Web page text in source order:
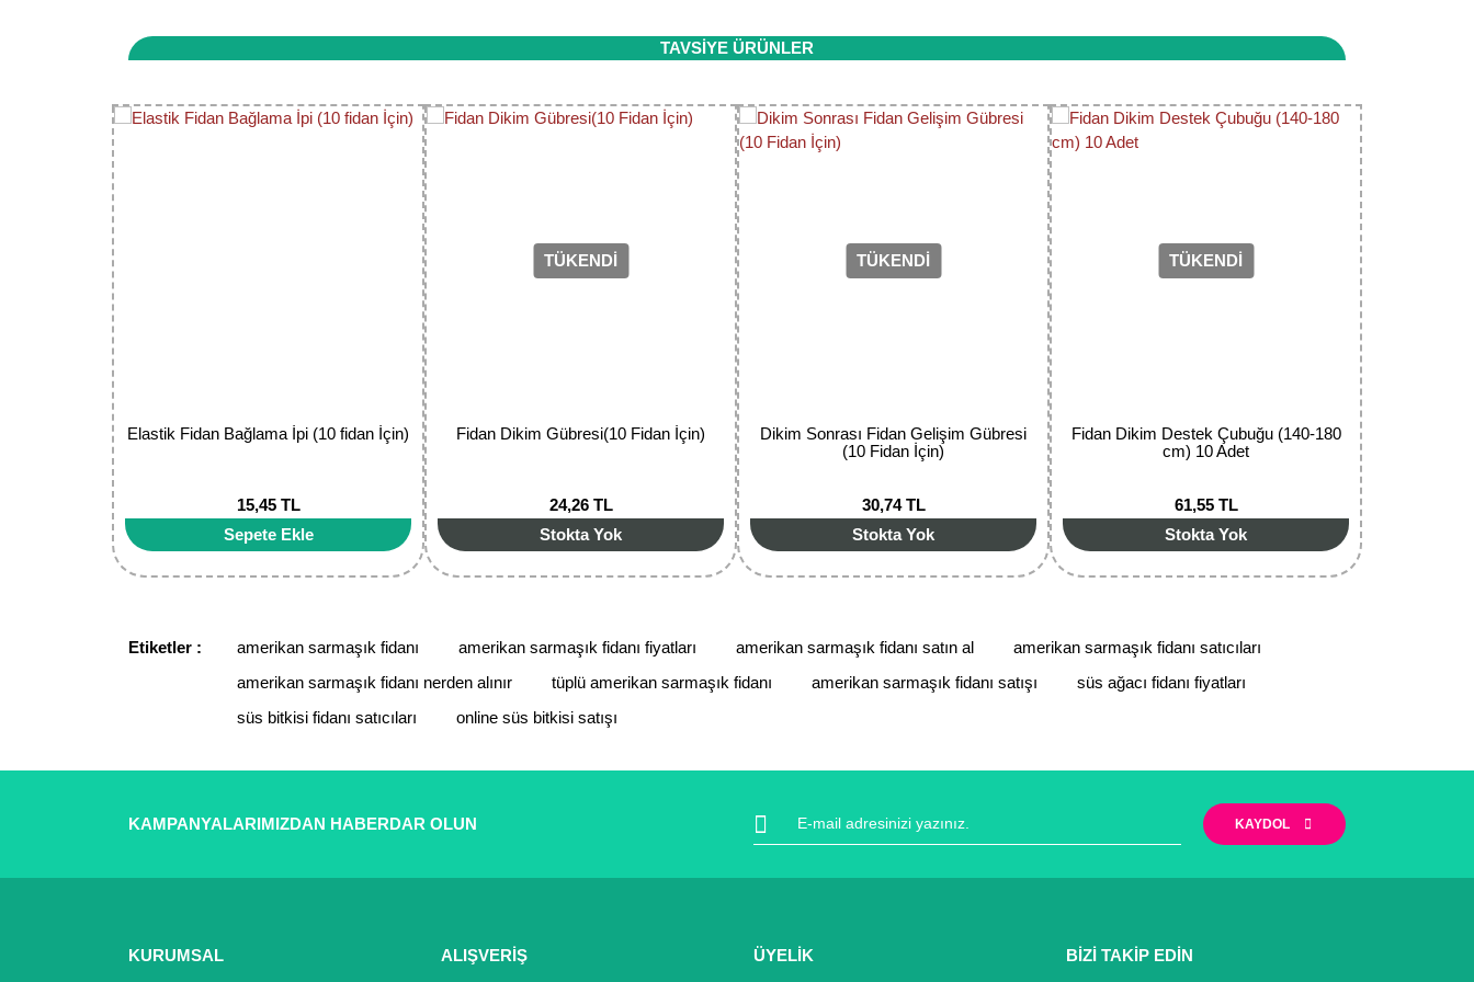
Yorum Yaz
Bu ürünün fiyat bilgisi, resim, ürün açıklamalarında ve diğer konularda yetersiz gördüğünüz noktaları öneri formunu kullanarak tarafımıza iletebilirsiniz.
Ürün resmi kalitesiz, bozuk veya görüntülenemiyor.
Ürün açıklamasında eksik bilgiler bulunuyor.
Gönder
TAVSİYE ÜRÜNLER
Elastik Fidan Bağlama İpi (10 fidan İçin)
15,45 TL
Sepete Ekle
TÜKENDİ
Fidan Dikim Gübresi(10 Fidan İçin)
24,26 TL
Stokta Yok
TÜKENDİ
Dikim Sonrası Fidan Gelişim Gübresi
(10 Fidan İçin)
30,74 TL
Stokta Yok
TÜKENDİ
Fidan Dikim Destek Çubuğu (140-180
cm) 10 Adet
61,55 TL
Stokta Yok
Etiketler : amerikan sarmaşık fidanı amerikan sarmaşık fidanı fiyatları amerikan sarmaşık fidanı satın al
amerikan sarmaşık fidanı satıcıları
amerikan sarmaşık fidanı nerden alınır
tüplü amerikan sarmaşık fidanı amerikan sarmaşık fidanı satışı
süs ağacı fidanı fiyatları
süs bitkisi fidanı satıcıları
online süs bitkisi satışı
KAMPANYALARIMIZDAN HABERDAR OLUN KAYDOL
KURUMSAL ALIŞVERİŞ ÜYELİK BİZİ TAKİP EDİN